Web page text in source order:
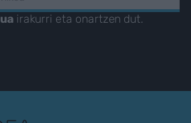
irakurri eta onartzen dut.